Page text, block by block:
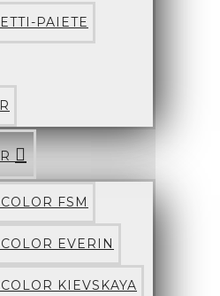
PAIETE
FSM
EVERIN
KIEVSKAYA